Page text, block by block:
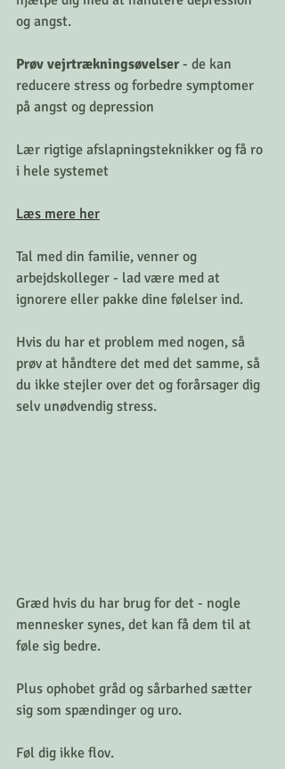
og angst.
Prøv vejrtrækningsøvelser - de kan
reducere stress og forbedre symptomer
på angst og depression
Lær rigtige afslapningsteknikker og få ro
i hele systemet
Læs mere her
Tal med din familie, venner og
arbejdskolleger - lad være med at
ignorere eller pakke dine følelser ind.
Hvis du har et problem med nogen, så
prøv at håndtere det med det samme, så
du ikke stejler over det og forårsager dig
selv unødvendig stress.
Græd hvis du har brug for det - nogle
mennesker synes, det kan få dem til at
føle sig bedre.
Plus ophobet gråd og sårbarhed sætter
sig som spændinger og uro.
Føl dig ikke flov.